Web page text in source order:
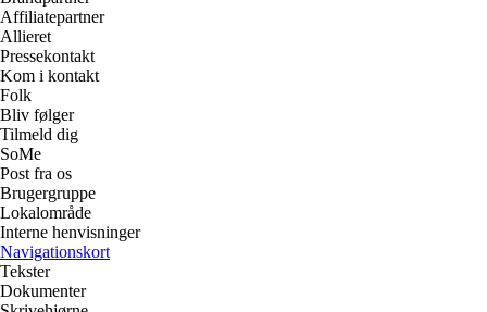
Affiliatepartner
Allieret
Pressekontakt
Kom i kontakt
Folk
Bliv følger
Tilmeld dig
SoMe
Post fra os
Brugergruppe
Lokalområde
Interne henvisninger
Navigationskort
Tekster
Dokumenter